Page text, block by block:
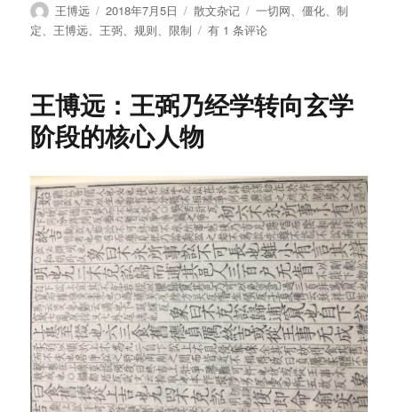
作
者
王博远
发
布
2018年7月5日
分
类
散文杂记
标
签
一切网、僵化、制
定、 王博远、 王弼、规则、限制
王
定
规
则
一
定
是
僵
化
且
存
在
局
限
的
有 1 条评论
王博远：王弼乃经学转向玄学
阶段的核心人物